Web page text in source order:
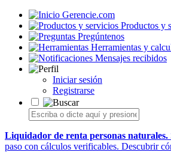
Gerencie.com
Productos y
Pregúntenos
Herramientas y
Mensajes recibidos
Iniciar sesión
Registrarse
Liquidador de renta personas naturales.
paso con cálculos verificables. Descubrir